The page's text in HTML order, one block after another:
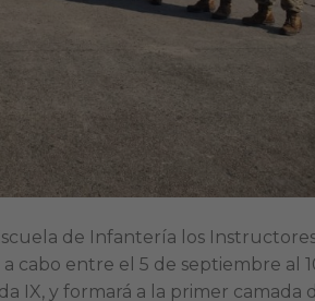
de Infantería los
cabo entre el 5 de septiembre al
IX, y formará a la primer camada